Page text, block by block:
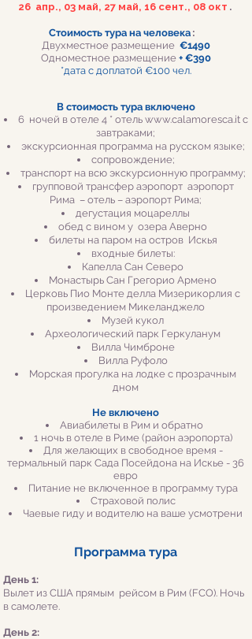
26 апр., 03 май, 27 май, 16 сент., 08 окт .
Стоимость тура на человека:
Двухместноеразмещение €1490
Одноместное размещение + €390
*дата с доплатой €100 чел.
В стоимость тура включено
6 ночей в отеле 4 * отель www.calamoresca.itc
завтраками;
экскурсионная программа на русском языке;
сопровождение;
транспорт на всю экскурсионную программу;
групповой трансфер аэропорт аэропорт
Рима – отель – аэропорт Рима;
дегустация моцареллы
обед с вином у озера Аверно
билеты на паром на остров Искья
входные билеты:
Капелла Сан Северо
Монастырь Сан Грегорио Армено
Церковь Пио Монте делла Мизерикорлия с
произведением Микеланджело
Музей кукол
Археологический парк Геркуланум
Вилла Чимброне
Вилла Руфоло
Морская прогулка на лодке с прозрачным
дном
Не включено
Авиабилеты в Рим и обратно
1 ночь в отеле в Риме (район аэропорта)
Для желающих в свободное время -
термальный парк Сада Посейдона на Искье - 36
евро
Питание не включенное в программу тура
Страховой полис
Чаевые гиду и водителю на ваше усмотрени
Программа тура
День 1:
Вылет из США прямым рейсом в Рим (FCO). Ночь
в самолете.
День 2: